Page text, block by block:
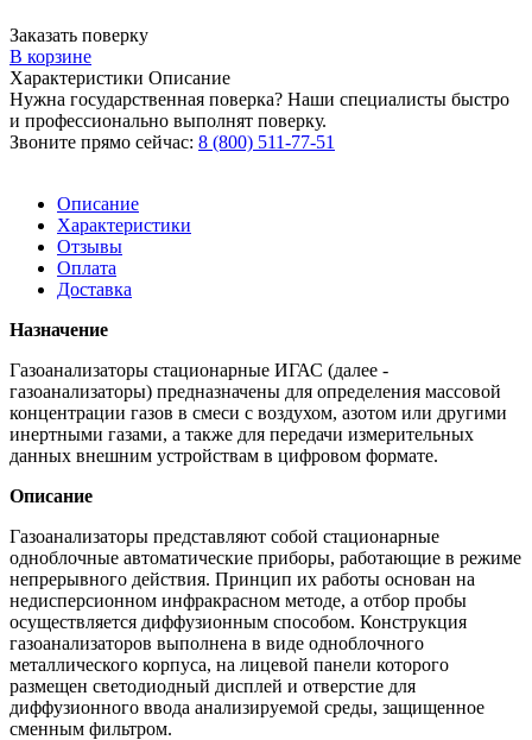
Заказать поверку
В корзине
Характеристики Описание
Нужна государственная поверка? Наши специалисты быстро
и профессионально выполнят поверку.
Звоните прямо сейчас: 8 (800) 511-77-51
Описание
Характеристики
Отзывы
Оплата
Доставка
Назначение
Газоанализаторы стационарные ИГАС (далее -
газоанализаторы) предназначены для определения массовой
концентрации газов в смеси с воздухом, азотом или другими
инертными газами, а также для передачи измерительных
данных внешним устройствам в цифровом формате.
Описание
Газоанализаторы представляют собой стационарные
одноблочные автоматические приборы, работающие в режиме
непрерывного действия. Принцип их работы основан на
недисперсионном инфракрасном методе, а отбор пробы
осуществляется диффузионным способом. Конструкция
газоанализаторов выполнена в виде одноблочного
металлического корпуса, на лицевой панели которого
размещен светодиодный дисплей и отверстие для
диффузионного ввода анализируемой среды, защищенное
сменным фильтром.